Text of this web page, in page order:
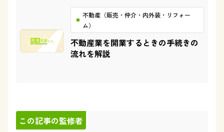
不動産（販売・仲介・内外装・リフォー
ム）
不動産業を開業するときの手続きの
流れを解説
この記事の監修者